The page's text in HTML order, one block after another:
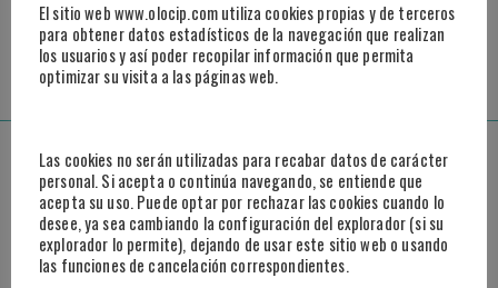
ACCEDER AL VIDEO
Madrid
Paseo de la Castellana, 95, 25º B
28046 Madrid
Marbella
El sitio web www.olocip.com utiliza cookies propias y de terceros
para obtener datos estadísticos de la navegación que realizan
los usuarios y así poder recopilar información que permita
optimizar su visita a las páginas web.
Las cookies no serán utilizadas para recabar datos de carácter
personal. Si acepta o continúa navegando, se entiende que
acepta su uso. Puede optar por rechazar las cookies cuando lo
desee, ya sea cambiando la configuración del explorador (si su
explorador lo permite), dejando de usar este sitio web o usando
las funciones de cancelación correspondientes.